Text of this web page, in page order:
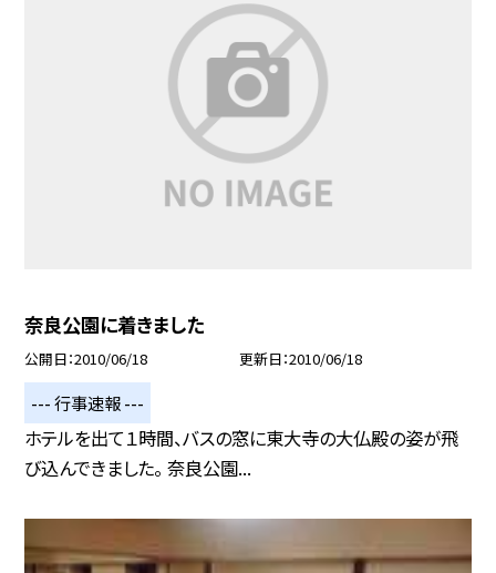
奈良公園に着きました
公開日 2010/06/18 更新日 2010/06/18
--- 行事速報 ---
ホテルを出て１時間、バスの窓に東大寺の大仏殿の姿が飛
び込んできました。 奈良公園...